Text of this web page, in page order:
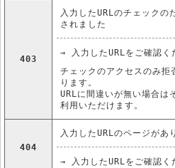
403
入力したURLのチェックの
されました
→ 入力したURLをご確認く
チェックのアクセスのみ拒
ります。
URLに間違いが無い場合は
利用いただけます。
404
入力したURLのページがあ
→ 入力したURLをご確認く